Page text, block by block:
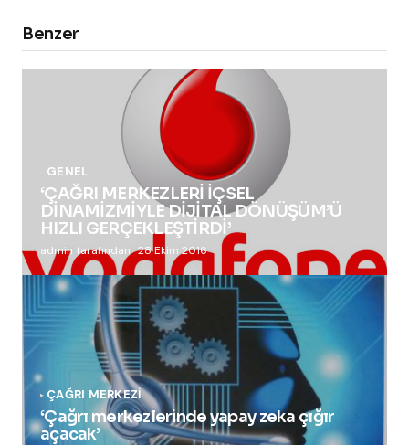
Benzer
GENEL
‘ÇAĞRI MERKEZLERİ İÇSEL
DİNAMİZMİYLE DİJİTAL DÖNÜŞÜM’Ü
HIZLI GERÇEKLEŞTİRDİ’
admin tarafından 28 Ekim 2016
ÇAĞRI MERKEZI
‘Çağrı merkezlerinde yapay zeka çığır
açacak’